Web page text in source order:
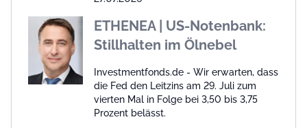
ETHENEA | US-Notenbank:
Stillhalten im Ölnebel
Investmentfonds.de - Wir erwarten, dass
die Fed den Leitzins am 29. Juli zum
vierten Mal in Folge bei 3,50 bis 3,75
Prozent belässt.